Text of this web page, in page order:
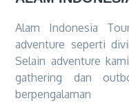
Alam Indonesia
adventure seperti
Selain adventure
gathering dan
berpengalaman